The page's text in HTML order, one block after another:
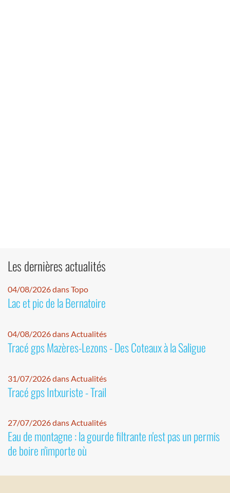
Les dernières actualités
04/08/2026 dans Topo
Lac et pic de la Bernatoire
04/08/2026 dans Actualités
Tracé gps Mazères-Lezons - Des Coteaux à la Saligue
31/07/2026 dans Actualités
Tracé gps Intxuriste - Trail
27/07/2026 dans Actualités
Eau de montagne : la gourde filtrante n'est pas un permis
de boire n'importe où